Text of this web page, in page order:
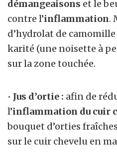
démangeaisons et le
contre l’inflammation.
d’hydrolat de
karité (une noisette à
sur la zone touchée.
• Jus d’ortie : afin de
l’inflammation du cuir
bouquet d’orties
sur le cuir chevelu en